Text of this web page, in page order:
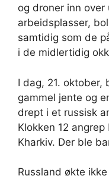
og droner inn
arbeidsplasser,
samtidig som de
i de midlertidig
I dag, 21. oktober,
gammel jente og
drept i et russisk
Klokken 12
Kharkiv. Der ble
Russland økte